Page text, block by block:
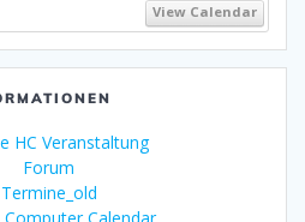
View Calendar
HC Veranstaltung
Forum
Termine_old
Computer Calendar